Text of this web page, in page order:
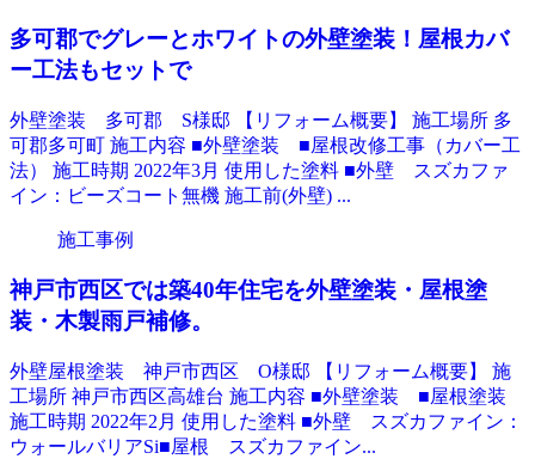
多可郡でグレーとホワイトの外壁塗装！屋根カバ
ー工法もセットで
外壁塗装 多可郡 S様邸 【リフォーム概要】 施工場所 多
可郡多可町 施工内容 ■外壁塗装 ■屋根改修工事（カバー工
法） 施工時期 2022年3月 使用した塗料 ■外壁 スズカファ
イン：ビーズコート無機 施工前(外壁) ...
施工事例
神戸市西区では築40年住宅を外壁塗装・屋根塗
装・木製雨戸補修。
外壁屋根塗装 神戸市西区 O様邸 【リフォーム概要】 施
工場所 神戸市西区高雄台 施工内容 ■外壁塗装 ■屋根塗装
施工時期 2022年2月 使用した塗料 ■外壁 スズカファイン：
ウォールバリアSi■屋根 スズカファイン...